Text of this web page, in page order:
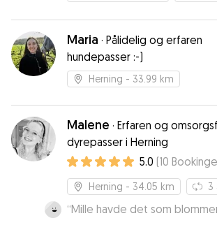
Maria · Pålidelig og erfaren
hundepasser :-)
Herning - 33.99 km
Malene · Erfaren og
dyrepasser i Herning
5.0 (10
Herning - 34.05 km 3
“Mille havde det som